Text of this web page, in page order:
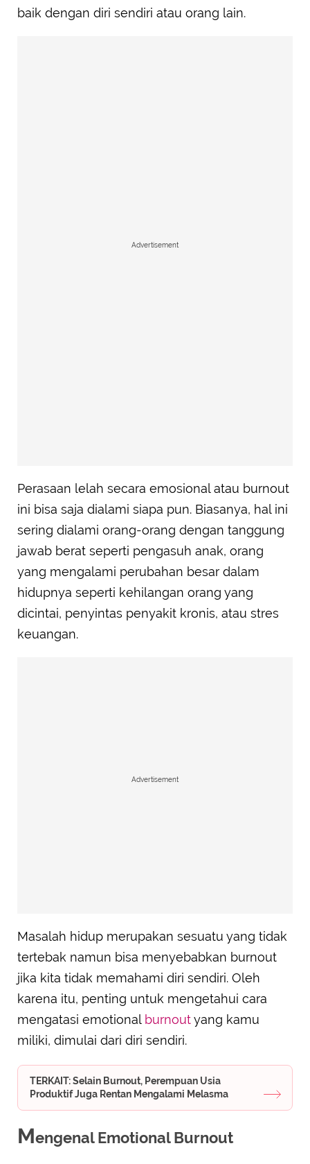
baik dengan diri sendiri atau orang lain.
Advertisement
Perasaan lelah secara emosional atau burnout
ini bisa saja dialami siapa pun. Biasanya, hal ini
sering dialami orang-orang dengan tanggung
jawab berat seperti pengasuh anak, orang
yang mengalami perubahan besar dalam
hidupnya seperti kehilangan orang yang
dicintai, penyintas penyakit kronis, atau stres
keuangan.
Advertisement
Masalah hidup merupakan sesuatu yang tidak
tertebak namun bisa menyebabkan burnout
jika kita tidak memahami diri sendiri. Oleh
karena itu, penting untuk mengetahui cara
mengatasi emotional burnoutyang kamu
miliki, dimulai dari diri sendiri.
TERKAIT: Selain Burnout, Perempuan Usia
Produktif Juga Rentan Mengalami Melasma
Mengenal Emotional Burnout